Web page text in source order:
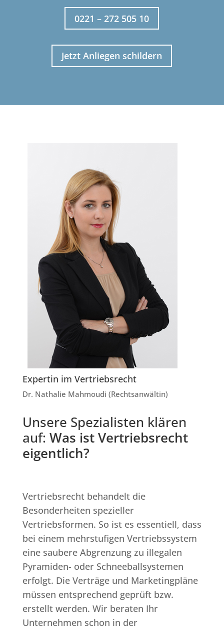
0221 – 272 505 10
Jetzt Anliegen schildern
Expertin im Vertriebsrecht
Dr. Nathalie Mahmoudi (Rechtsanwältin)
Unsere Spezialisten klären
auf: Was ist Vertriebsrecht
eigentlich?
Vertriebsrecht behandelt die
Besonderheiten spezieller
Vertriebsformen. So ist es essentiell, dass
bei einem mehrstufigen Vertriebssystem
eine saubere Abgrenzung zu illegalen
Pyramiden- oder Schneeballsystemen
erfolgt. Die Verträge und Marketingpläne
müssen entsprechend geprüft bzw.
erstellt werden. Wir beraten Ihr
Unternehmen schon in der